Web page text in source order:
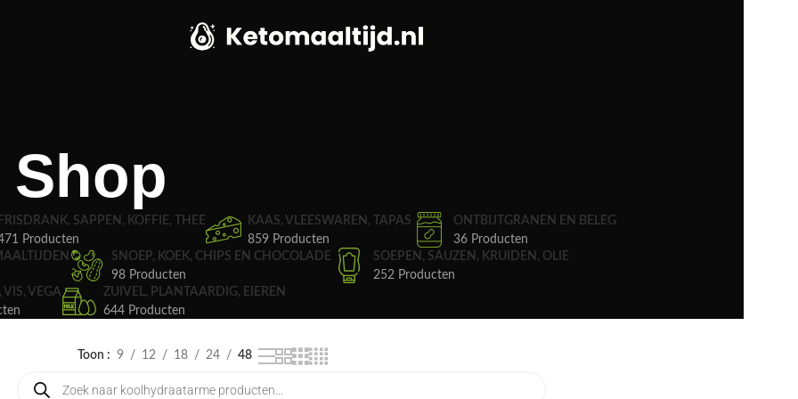
Shop
FRISDRANK, SAPPEN, KOFFIE, THEE
Producten
KAAS, VLEESWAREN, TAPAS
859 Producten
ONTBIJTGRANEN EN BELEG
36 Producten
SNOEP, KOEK, CHIPS EN CHOCOLADE
98 Producten
SOEPEN, SAUZEN, KRUIDEN, OLIE
252 Producten
VIS, VEGA
ZUIVEL, PLANTAARDIG, EIEREN
644 Producten
Toon 9 12 18 24 48